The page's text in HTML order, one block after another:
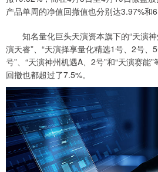
产品单周的净值回撤值也分别达3.97%和
知名量化巨头天演资本旗下的“天演神
演天睿”、“天演择享量化精选1号、2号、
号”、“天演神州机遇A、2号”和“天演赛能
回撤也都超过了7.5%。